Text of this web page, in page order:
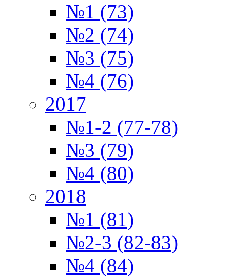
№1 (73)
№2 (74)
№3 (75)
№4 (76)
2017
№1-2 (77-78)
№3 (79)
№4 (80)
2018
№1 (81)
№2-3 (82-83)
№4 (84)